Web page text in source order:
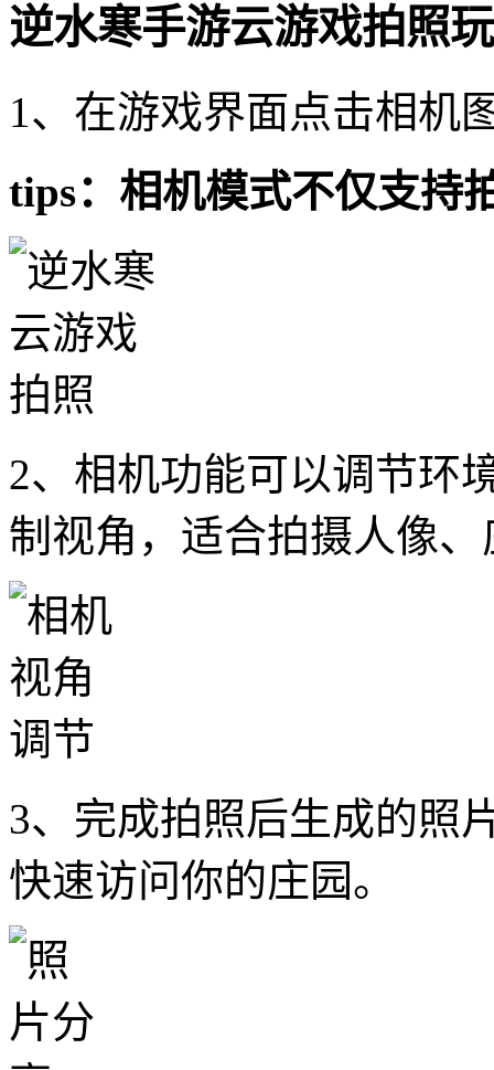
逆水寒手游云游戏拍照
1、在游戏界面点击相机
tips：相机模式不仅支持
2、相机功能可以调节环
制视角，适合拍摄人像
3、完成拍照后生成的照
快速访问你的庄园。